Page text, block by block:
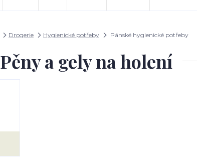
Drogerie Hygienické potřeby Pánské hygienické potřeby
Pěny a gely na holení